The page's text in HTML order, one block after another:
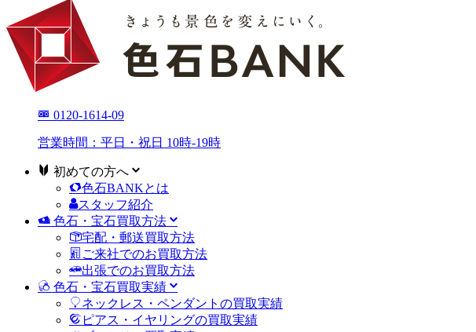
0120-1614-09
営業時間：平日・祝日 10時-19時
初めての方へ
色石BANKとは
スタッフ紹介
色石・宝石買取方法
宅配・郵送買取方法
ご来社でのお買取方法
出張でのお買取方法
色石・宝石買取実績
ネックレス・ペンダントの買取実績
ピアス・イヤリングの買取実績